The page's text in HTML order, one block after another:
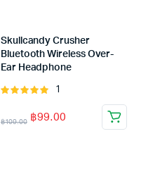
Skullcandy Crusher
Bluetooth Wireless Over-
Ear Headphone
Rated
5
1
฿109.00 ฿99.00